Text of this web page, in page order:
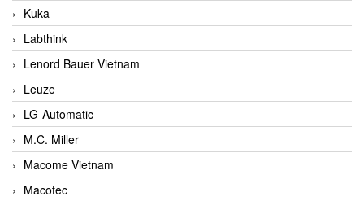
Kuka
Labthink
Lenord Bauer Vietnam
Leuze
LG-Automatic
M.C. Miller
Macome Vietnam
Macotec